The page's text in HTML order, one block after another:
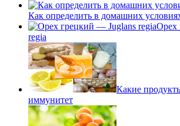
Как определить в домашних
Орех
regia
Какие
иммунитет